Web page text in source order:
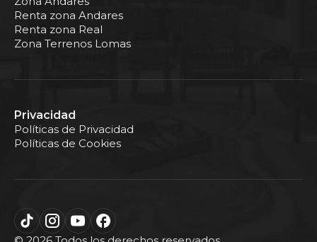
Renta zona Andares
Renta zona Real
Zona Terrenos Lomas
Privacidad
Políticas de Privacidad
Políticas de Cookies